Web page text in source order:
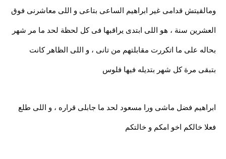
ومالقيتش قدامى غير ابراهيم الساعى بتاعى و اللى معاشرنى فوق
العشرين سنة ، هو اللى ابتدى يراقبها فى كل لحظة لحد ما مر شهر
بحاله على ما اتكررت مقابلتهم من تانى ، و اللى الظاهر كانت
بتبقى مرة كل شهر بتديله فيها فلوس
ابراهيم فضل ماشى ورا مسعود لحد ما جابلى قراره ، و اللى طلع
فعلا خالكم اخو امكم و خالتكم